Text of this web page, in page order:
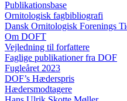
Publikationsbase
Ornitologisk fagbibliografi
Dansk Ornitologisk Forenings
Om DOFT
Vejledning til forfattere
Faglige publikationer fra DOF
Fugleåret 2023
DOF’s Hæderspris
Hædersmodtagere